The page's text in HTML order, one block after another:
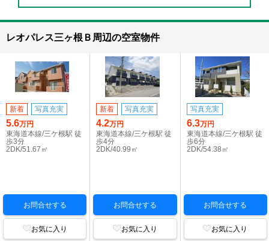
レオパレス三ヶ根Ｂ周辺の空室物件
新着 写真充実
5.6万円
東海道本線/三ケ根駅 徒
歩3分
2DK/51.67㎡
お問合せする
お気に入り
新着 写真充実
4.2万円
東海道本線/三ケ根駅 徒
歩4分
2DK/40.99㎡
お問合せする
お気に入り
写真充実
6.3万円
東海道本線/三ケ根駅 徒
歩6分
2DK/54.38㎡
お問合せする
お気に入り